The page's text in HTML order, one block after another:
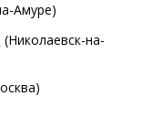
Амуре)
(Николаевск-на-